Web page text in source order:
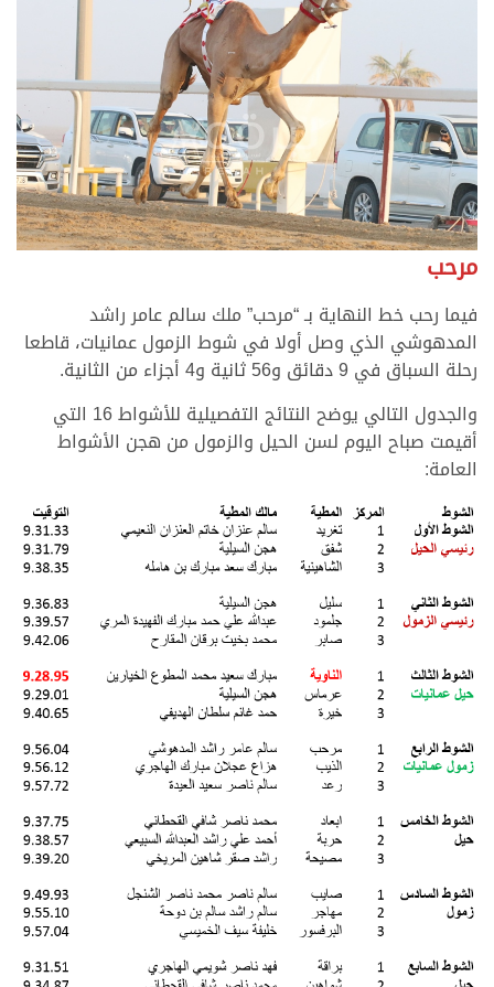
مرحب
فيما رحب خط النهاية بـ “مرحب” ملك سالم عامر راشد
المدهوشي الذي وصل أولا في شوط الزمول عمانيات، قاطعا
رحلة السباق في 9 دقائق و56 ثانية و4 أجزاء من الثانية.
والجدول التالي يوضح النتائج التفصيلية للأشواط 16 التي
أقيمت صباح اليوم لسن الحيل والزمول من هجن الأشواط
العامة: